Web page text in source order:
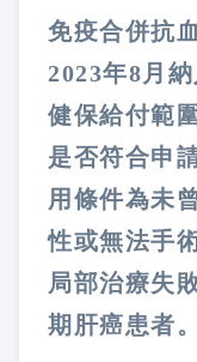
免疫合併抗
2023年8月
健保給付範
是否符合申
用條件為未
性或無法手
局部治療失
期肝癌患者。